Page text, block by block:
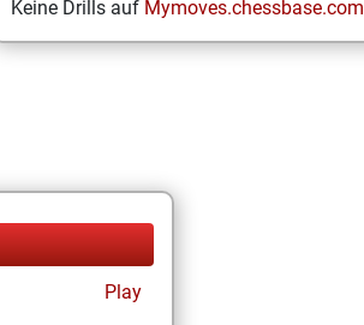
Keine Drills auf Mymoves.chessbase.com
Play